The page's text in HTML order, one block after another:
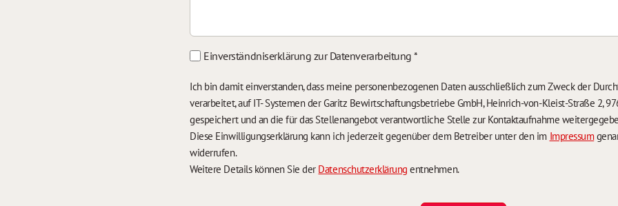
Einverständniserklärung zur Datenverarbeitung*
Ich bin damit einverstanden, dass meine personenbezogenen Daten ausschließlich zum Zweck der
verarbeitet, auf IT- Systemen der Garitz Bewirtschaftungsbetriebe GmbH, Heinrich-von-Kleist-Straße 2,
gespeichert und an die für das Stellenangebot verantwortliche Stelle zur Kontaktaufnahme
Diese Einwilligungserklärung kann ich jederzeit gegenüber dem Betreiber unter den im Impressum
widerrufen.
Weitere Details können Sie der Datenschutzerklärung entnehmen.